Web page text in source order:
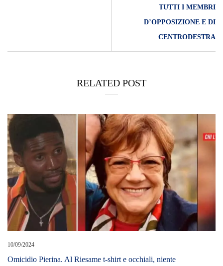
TUTTI I MEMBRI
D’OPPOSIZIONE E DI
CENTRODESTRA
RELATED POST
10/09/2024
Omicidio Pierina. Al Riesame t-shirt e occhiali, niente